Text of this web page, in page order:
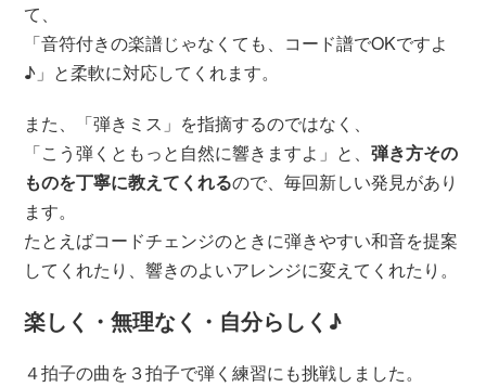
て、
「音符付きの楽譜じゃなくても、コード譜でOKですよ
♪」と柔軟に対応してくれます。
また、「弾きミス」を指摘するのではなく、
「こう弾くともっと自然に響きますよ」と、弾き方その
ものを丁寧に教えてくれるので、毎回新しい発見があり
ます。
たとえばコードチェンジのときに弾きやすい和音を提案
してくれたり、響きのよいアレンジに変えてくれたり。
楽しく・無理なく・自分らしく♪
４拍子の曲を３拍子で弾く練習にも挑戦しました。